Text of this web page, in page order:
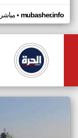
مباشر• mubasher.info